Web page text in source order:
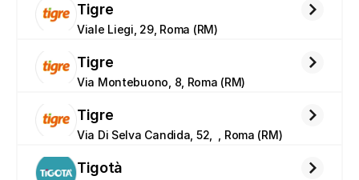
Tigre
Viale Liegi, 29, Roma (RM)
Tigre
Via Montebuono, 8, Roma (RM)
Tigre
Via Di Selva Candida, 52,  , Roma (RM)
Tigotà